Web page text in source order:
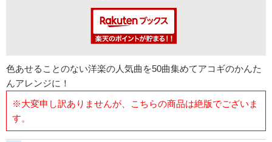
色あせることのない洋楽の人気曲を50曲集めてアコギのかんた
んアレンジに！
※大変申し訳ありませんが、こちらの商品は絶版でございま
す。